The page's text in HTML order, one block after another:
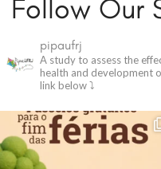
Follow Our
pipaufrj
A study to assess the
health and development
link below ⤵️